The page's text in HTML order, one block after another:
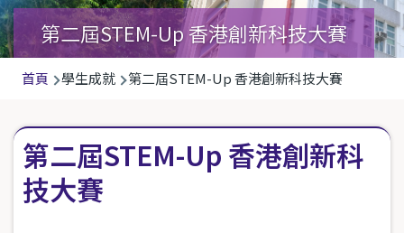
第二屆STEM-Up 香港創新科技大賽
導
連
結
首頁 學生成就 第二屆STEM-Up 香港創新科技大賽
第二屆STEM-Up 香港創新科
技大賽